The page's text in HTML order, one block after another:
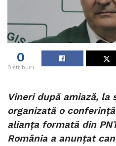
0
Distribuiri
Vineri după amiază, la
organizată o
alianța formată din
România a anunțat